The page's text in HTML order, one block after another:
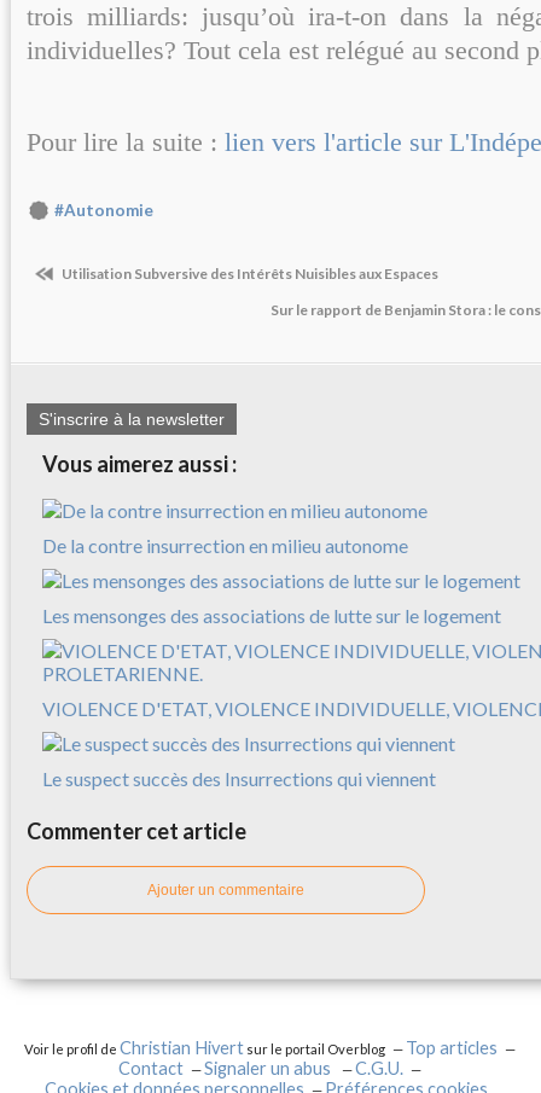
trois milliards: jusqu’où ira-t-on dans la
individuelles? Tout cela est relégué au second
Pour lire la suite : lien vers l'article sur
#Autonomie
Utilisation Subversive des Intérêts Nuisibles aux Espaces
Sur le rapport de Benjamin Stora : le
S'inscrire à la newsletter
Vous aimerez aussi :
De la contre insurrection en milieu autonome
Les mensonges des associations de lutte sur le logement
VIOLENCE D'ETAT, VIOLENCE INDIVIDUELLE,
Le suspect succès des Insurrections qui viennent
Commenter cet article
Ajouter un commentaire
Voir le profil deChristian Hivert sur le portail Overblog
Top articles
Contact
Signaler un abus
C.G.U.
Cookies et données personnelles
Préférences cookies